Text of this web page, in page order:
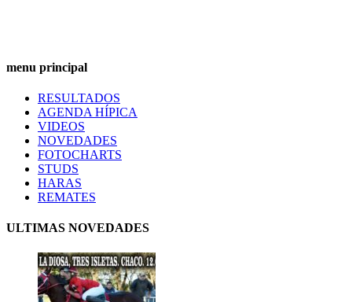
menu principal
RESULTADOS
AGENDA HÍPICA
VIDEOS
NOVEDADES
FOTOCHARTS
STUDS
HARAS
REMATES
ULTIMAS NOVEDADES